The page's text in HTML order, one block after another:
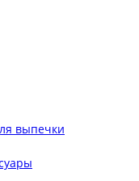
выпечки